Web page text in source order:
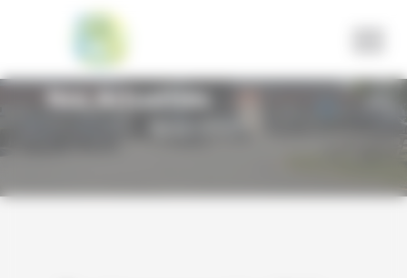
Nos Actualités
Panneau de gestion des cookies